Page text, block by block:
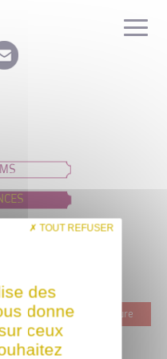
dans aucune structure
des
donne
ceux
TOUT REFUSER